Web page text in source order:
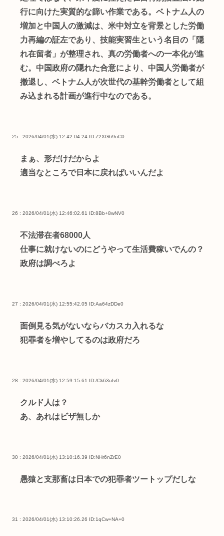
行に向けた実質的な篩い作業である。ベトナム人の
増加と中国人の激減は、米中対立を背景とした労働
力再編の証左であり、技能実習生という名目の「隠
れ在留者」が整理され、真の労働者への一本化が進
む。中国政府の隠れた合意により、中国人労働者が
撤退し、ベトナム人が次世代の基幹労働者として組
み込まれる計画が進行中なのである。
25 : 2026/04/01(水) 12:42:04.24 ID:Z2XG69oC0
まぁ、形だけだからよ
適当なところで日本に戻ればいいんだよ
26 : 2026/04/01(水) 12:46:02.61 ID:8Bb+8wNV0
不法滞在者68000人
仕事に就けないのにどうやって生活費稼いでんの？
政府は調べろよ
27 : 2026/04/01(水) 12:55:42.05 ID:Aa64zDDe0
面倒見る気がないならバカスカ入れるな
犯罪者を増やしてるのは政府だろ
28 : 2026/04/01(水) 12:59:15.61 ID:/Ck63uIv0
クルド人は？
あ、あれはビザ無しか
30 : 2026/04/01(水) 13:10:16.39 ID:NHr6nZrE0
愚猿と支那畜は日本での犯罪者ツートップだしな
31 : 2026/04/01(水) 13:10:26.26 ID:1qCw+NA+0